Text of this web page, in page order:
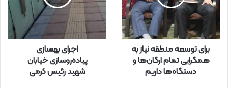
ا
ر
برای توسعه منطقه نیاز به
همگرایی تمام ارگان‌ها و
دستگاه‌ها داریم
اجرای بهسازی
پیاده‌روسازی خیابان
شهید رئیس کرمی